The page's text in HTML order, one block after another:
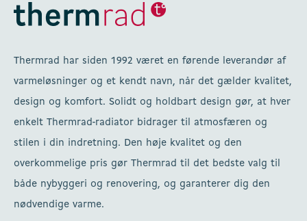
Thermrad har siden 1992 været en førende leverandør af
varmeløsninger og et kendt navn, når det gælder kvalitet,
design og komfort. Solidt og holdbart design gør, at hver
enkelt Thermrad-radiator bidrager til atmosfæren og
stilen i din indretning. Den høje kvalitet og den
overkommelige pris gør Thermrad til det bedste valg til
både nybyggeri og renovering, og garanterer dig den
nødvendige varme.